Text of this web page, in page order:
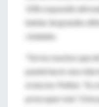
10% respondió
hablar de grandes
ciudades.
"De los muchos que
puede hacer una
el doctor Pellisé. "Es
preocupar más".